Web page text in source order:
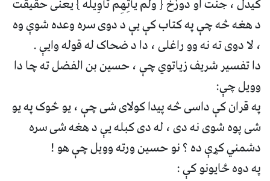
د هغه څه چې په کتاب کې یې د دوی سره وعده شوې وه
، لا دوی ته نه وو راغلی ، دا د ضحاک له قوله وایې .
دا تفسیر شریف زیاتوي چې ، حسين بن الفضل ته چا دا
وويل چې:
په قران کې داسی څه پیدا کولای شی چې ، یو څوک په یو
شی پوه شوی نه دی ، له دی کبله یې د هغه شی سره
دشمني کړې ده ؟ نو حسین ورته وویل چې هو !
په دوه ځایونو کې :